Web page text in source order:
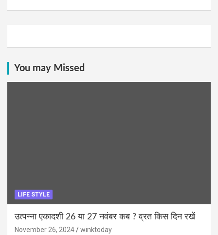
You may Missed
LIFE STYLE
उत्पन्ना एकादशी 26 या 27 नवंबर कब ? व्रत किस दिन रखें
November 26, 2024 winktoday